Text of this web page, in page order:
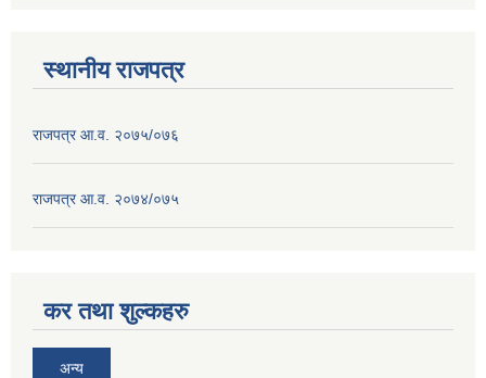
स्थानीय राजपत्र
राजपत्र आ.व. २०७५/०७६
राजपत्र आ.व. २०७४/०७५
कर तथा शुल्कहरु
अन्य